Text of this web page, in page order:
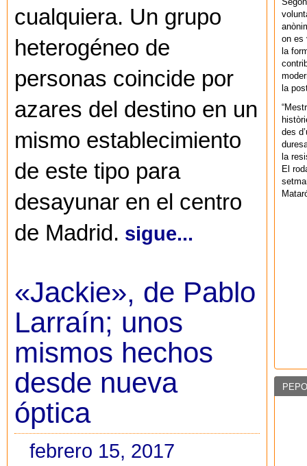
cualquiera. Un grupo
heterogéneo de
personas coincide por
azares del destino en un
mismo establecimiento
de este tipo para
desayunar en el centro
de Madrid. sigue...
«Jackie», de Pablo
Larraín; unos
mismos hechos
desde nueva
óptica
febrero 15, 2017
on es
la
la
des
la
El